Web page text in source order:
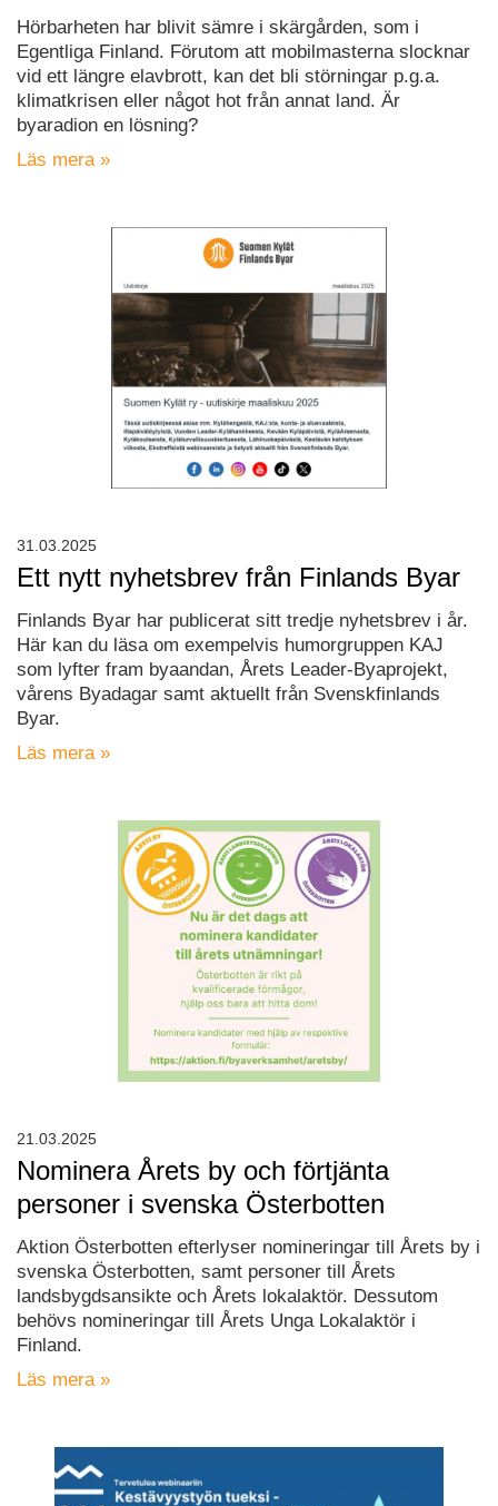
Hörbarheten har blivit sämre i skärgården, som i
Egentliga Finland. Förutom att mobilmasterna slocknar
vid ett längre elavbrott, kan det bli störningar p.g.a.
klimatkrisen eller något hot från annat land. Är
byaradion en lösning?
Läs mera »
Ett nytt nyhetsbrev från Finlands Byar
Finlands Byar har publicerat sitt tredje nyhetsbrev i år.
Här kan du läsa om exempelvis humorgruppen KAJ
som lyfter fram byaandan, Årets Leader-Byaprojekt,
vårens Byadagar samt aktuellt från Svenskfinlands
Byar.
Läs mera »
31.03.2025
Nominera Årets by och förtjänta
personer i svenska Österbotten
Aktion Österbotten efterlyser nomineringar till Årets by i
svenska Österbotten, samt personer till Årets
landsbygdsansikte och Årets lokalaktör. Dessutom
behövs nomineringar till Årets Unga Lokalaktör i
Finland.
Läs mera »
21.03.2025